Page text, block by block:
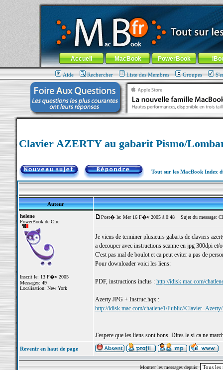
MacBook-fr.com : 100% Apple... 100% nomade !
Aller au contenu-Aller au menu général-Aller au menu de
Menu général
Accueil MacBook PowerBook
Aide Rechercher Liste des Membres Groupes
Clavier AZERTY au gabarit Pismo/
Tout sur les MacBook Index
Auteur
helene
PowerBook de Cire
Inscrit le: 13 F�v 2005
Messages: 49
Localisation: New York
Post� le: Mer 16 F�v 2005 à 0:48 Sujet du message:
Je viens de terminer plusieurs gabarts de claviers
a decouper avec instructions scanne en jpg 300dpi et/
C'est pas mal de boulot et ca peut eviter a pas de
Pour downloader voici les liens:
PDF, instructions inclus : http://idisk.mac.com/
Azerty JPG + Instruc.hqx :
http://idisk.mac.com/chatlene1/Public//
J'espere que les liens sont bons. Dites le si ca ne
Revenir en haut de page
Montrer les messages depuis: